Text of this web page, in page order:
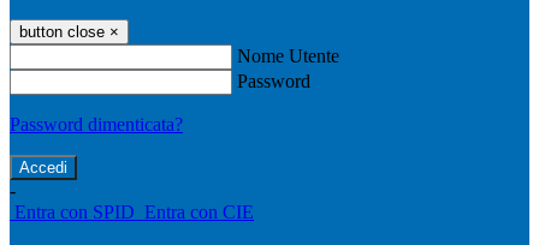
button close ×
Nome Utente
Password
Password dimenticata?
-
Entra con SPID Entra con CIE